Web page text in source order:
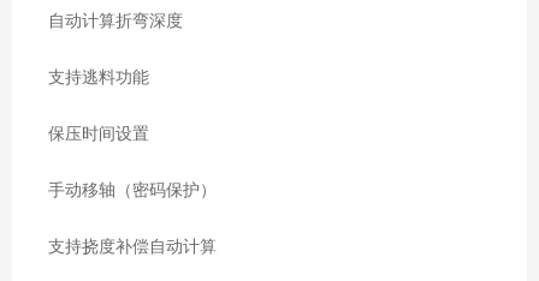
自动计算折弯深度
支持逃料功能
保压时间设置
手动移轴（密码保护）
支持挠度补偿自动计算